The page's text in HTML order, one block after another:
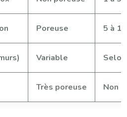
Poreuse 5 à
Variable
Très poreuse Non